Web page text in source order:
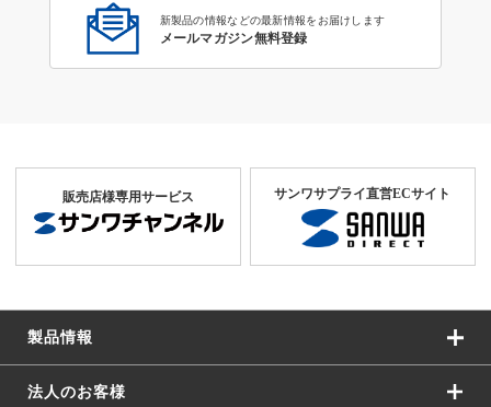
新製品の情報などの最新情報をお届けします
メールマガジン無料登録
販売店様専用サービス サンワサプライ直営ECサイト
製品情報
法人のお客様